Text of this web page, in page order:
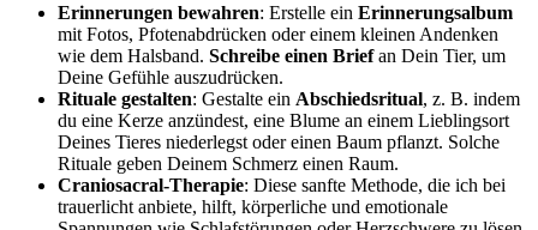
Erinnerungen bewahren: Erstelle ein Erinnerungsalbum
mit Fotos, Pfotenabdrücken oder einem kleinen Andenken
wie dem Halsband. Schreibe einen Briefan Dein Tier, um
Deine Gefühle auszudrücken.
Rituale gestalten: Gestalte ein Abschiedsritual, z. B. indem
du eine Kerze anzündest, eine Blume an einem Lieblingsort
Deines Tieres niederlegst oder einen Baum pflanzt. Solche
Rituale geben Deinem Schmerz einen Raum.
Craniosacral-Therapie: Diese sanfte Methode, die ich bei
trauerlicht anbiete, hilft, körperliche und emotionale